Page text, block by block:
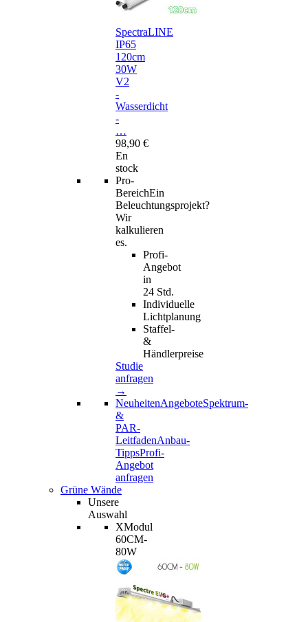
SpectraLINE
IP65
120cm
30W
V2
-
Wasserdicht
-
…
98,90 €
En
stock
Pro-
BereichEin
Beleuchtungsprojekt?
Wir
kalkulieren
es.
Profi-
Angebot
in
24 Std.
Individuelle
Lichtplanung
Staffel-
&
Händlerpreise
Studie
anfragen
→
NeuheitenAngeboteSpektrum-
&
PAR-
LeitfadenAnbau-
TippsProfi-
Angebot
anfragen
Grüne Wände
Unsere
Auswahl
XModul
60CM-
80W